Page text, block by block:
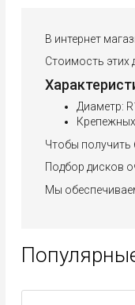
В интернет
Стоимость этих
Диаметр:
Чтобы получить
Подбор дисков
Мы